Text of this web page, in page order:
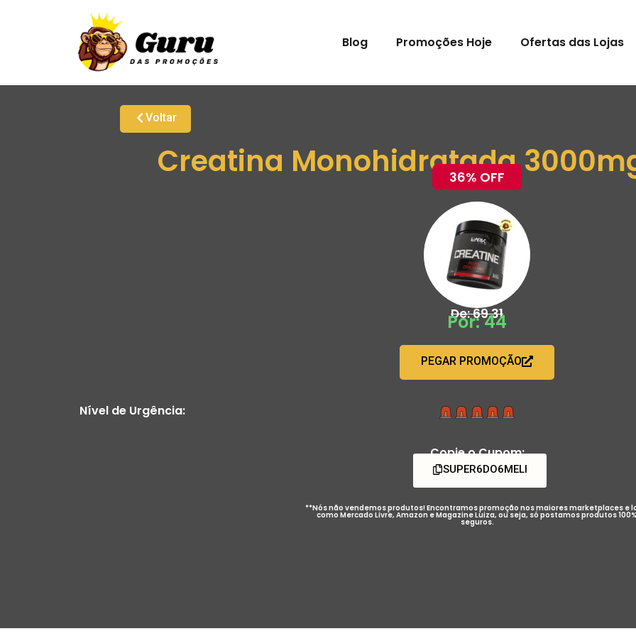
Blog Promoções Hoje Ofertas das Lojas
Voltar
Creatina Monohidratada
36% OFF
De: 69,31
Por: 44
PEGAR PROMOÇÃO
Nível de Urgência:
Copie o Cupom:
SUPER6DO6MELI
**Nós não vendemos produtos! Encontramos promoção nos maiores marketplaces e
como Mercado Livre, Amazon e Magazine Luiza, ou seja, só postamos produtos 100%
seguros.